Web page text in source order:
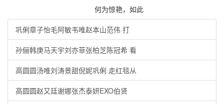
何为惊艳，如此
巩俐章子怡毛阿敏韦唯赵本山范伟 打
孙俪韩庚马天宇刘亦菲张柏芝陈冠希 看
高圆圆汤唯刘涛景甜倪妮巩俐 走红毯从
高圆圆赵又廷谢娜张杰泰妍EXO伯贤